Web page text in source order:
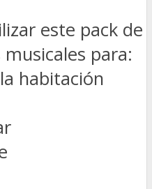
este pack de
para:
habitación